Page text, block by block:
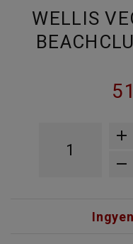
WELLIS